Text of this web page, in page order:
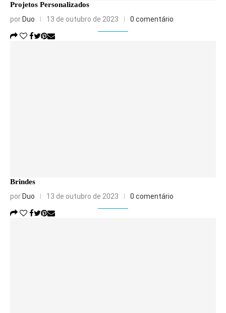
Projetos Personalizados
por Duo 13 de outubro de 2023 0 comentário
Brindes
por Duo 13 de outubro de 2023 0 comentário